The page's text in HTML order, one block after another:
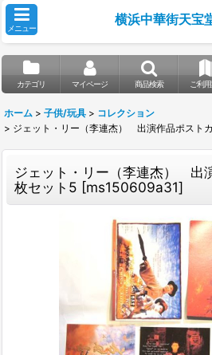
メニュー
横浜中華街天宝
カテゴリ マイページ 商品検索 ご利
ホーム > 子供/玩具 > コレクション
> ジェット・リー（李連杰） 出演作品ポスト
ジェット・リー（李連杰） 出
枚セット5 [ms150609a31]